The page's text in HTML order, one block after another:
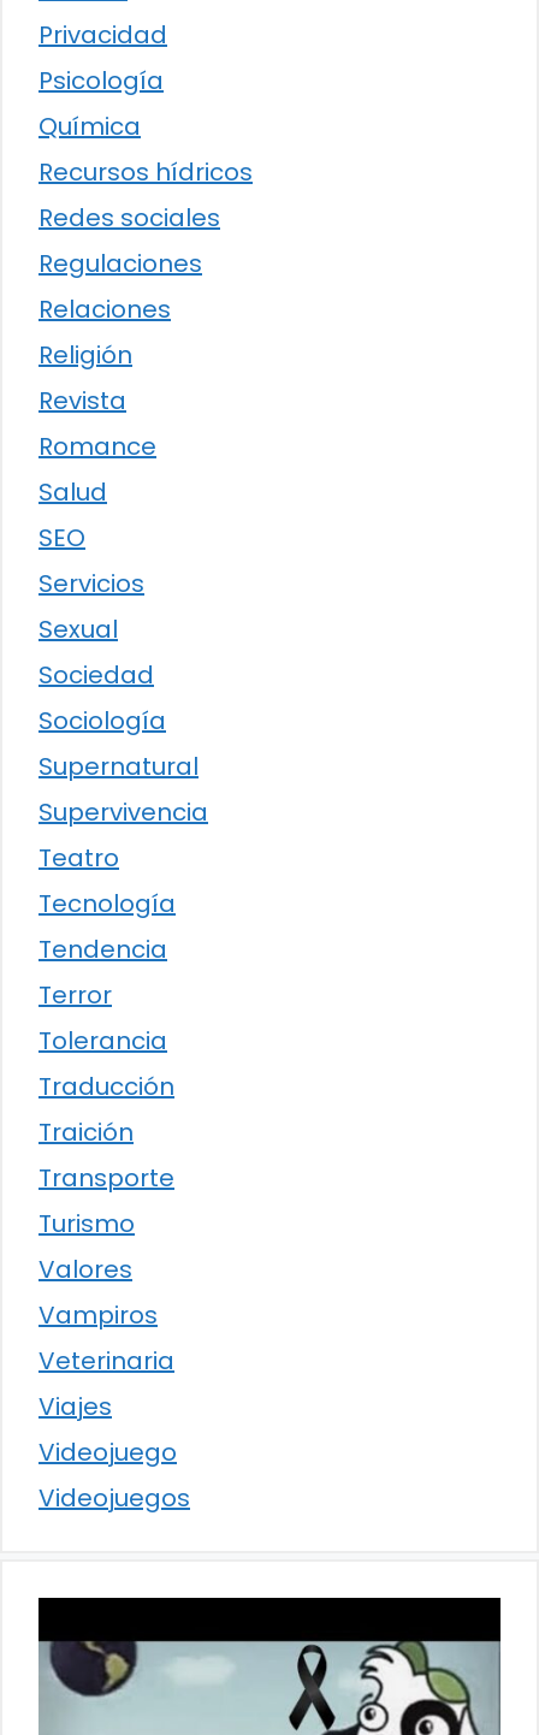
Privacidad
Psicología
Química
Recursos hídricos
Redes sociales
Regulaciones
Relaciones
Religión
Revista
Romance
Salud
SEO
Servicios
Sexual
Sociedad
Sociología
Supernatural
Supervivencia
Teatro
Tecnología
Tendencia
Terror
Tolerancia
Traducción
Traición
Transporte
Turismo
Valores
Vampiros
Veterinaria
Viajes
Videojuego
Videojuegos